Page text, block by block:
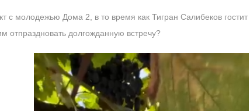
с молодежью Дома 2, в то время как Тигран Салибеков
отпраздновать долгожданную встречу?